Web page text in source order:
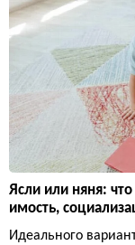
Ясли или няня:
имость,
Идеального